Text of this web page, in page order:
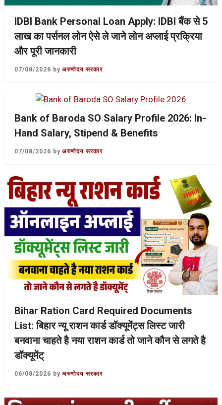
IDBI Bank Personal Loan Apply: IDBI बैंक से 5
लाख का पर्सनल लोन ऐसे ले जाने लोन अप्लाई प्रक्रिया
और पूरी जानकारी
07/08/2026 byअरुणोदय सरकार
Bank of Baroda SO Salary Profile 2026: In-
Hand Salary, Stipend & Benefits
07/08/2026 byअरुणोदय सरकार
Bihar Ration Card Required Documents
List: बिहार न्यू राशन कार्ड डॉक्यूमेंट्स लिस्ट जारी
बनवाना चाहते है नया राशन कार्ड तो जाने कौन से लगते है
डॉक्यूमेंट्
06/08/2026 byअरुणोदय सरकार